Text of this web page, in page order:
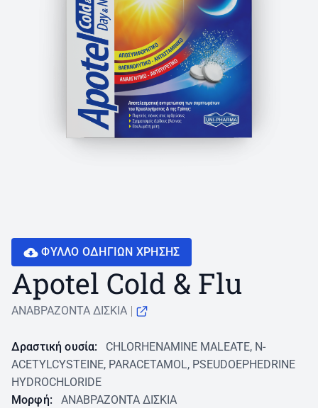
Apotel Cold & Flu
ΑΝΑΒΡΑΖΟΝΤΑ ΔΙΣΚΙΑ
Δραστική ουσία:
CHLORHENAMINE MALEATE, N-
ACETYLCYSTEINE, PARACETAMOL, PSEUDOEPHEDRINE
HYDROCHLORIDE
Μορφή:
ΑΝΑΒΡΑΖΟΝΤΑ ΔΙΣΚΙΑ
ΦΥΛΛΟ ΟΔΗΓΙΩN ΧΡΗΣΗΣ